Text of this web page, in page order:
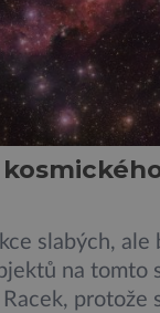
slabých, ale
na tomto
protože